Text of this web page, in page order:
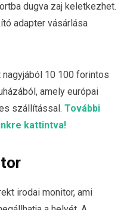
dugva zaj keletkezhet.
adapter vásárlása
nagyjából 10 100 forintos
amely európai
szállítással. További
kattintva!
irodai monitor, ami